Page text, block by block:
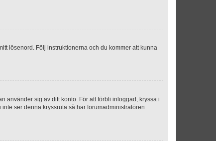
lösenord. Följ instruktionerna och du kommer att kunna
använder sig av ditt konto. För att förbli inloggad, kryssa i
ser denna kryssruta så har forumadministratören